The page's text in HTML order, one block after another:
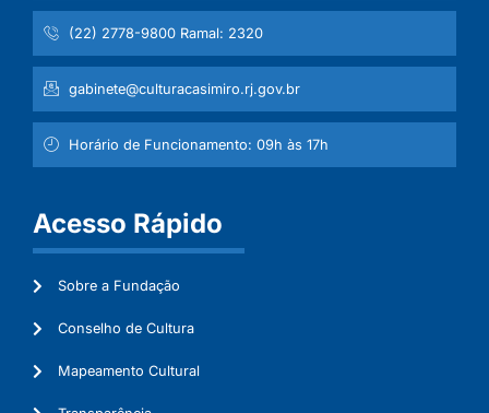
(22) 2778-9800 Ramal: 2320
gabinete@culturacasimiro.rj.gov.br
Horário de Funcionamento: 09h às 17h
Acesso Rápido
Sobre a Fundação
Conselho de Cultura
Mapeamento Cultural